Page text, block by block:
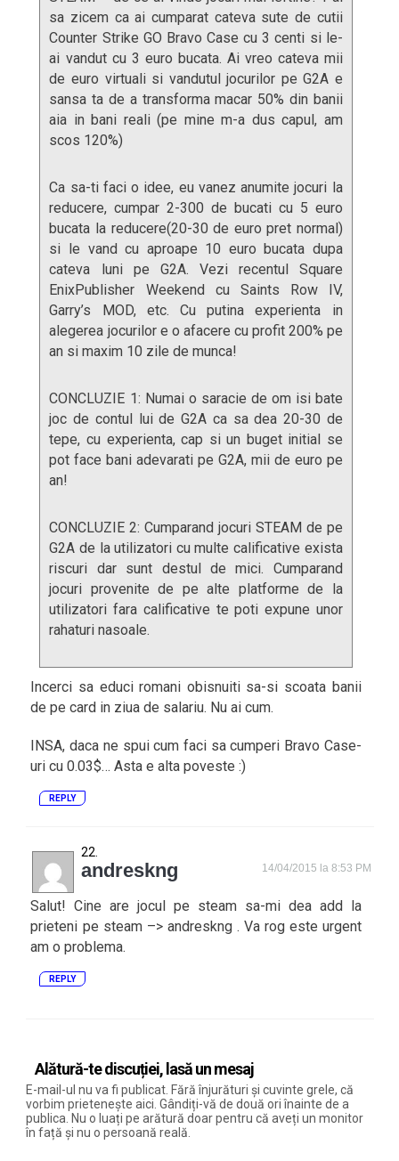
sa zicem ca ai cumparat cateva sute de cutii
Counter Strike GO Bravo Case cu 3 centi si le-
ai vandut cu 3 euro bucata. Ai vreo cateva mii
de euro virtuali si vandutul jocurilor pe G2A e
sansa ta de a transforma macar 50% din banii
aia in bani reali (pe mine m-a dus capul, am
scos 120%)
Ca sa-ti faci o idee, eu vanez anumite jocuri la
reducere, cumpar 2-300 de bucati cu 5 euro
bucata la reducere(20-30 de euro pret normal)
si le vand cu aproape 10 euro bucata dupa
cateva luni pe G2A. Vezi recentul Square
EnixPublisher Weekend cu Saints Row IV,
Garry’s MOD, etc. Cu putina experienta in
alegerea jocurilor e o afacere cu profit 200% pe
an si maxim 10 zile de munca!
CONCLUZIE 1: Numai o saracie de om isi bate
joc de contul lui de G2A ca sa dea 20-30 de
tepe, cu experienta, cap si un buget initial se
pot face bani adevarati pe G2A, mii de euro pe
an!
CONCLUZIE 2: Cumparand jocuri STEAM de pe
G2A de la utilizatori cu multe calificative exista
riscuri dar sunt destul de mici. Cumparand
jocuri provenite de pe alte platforme de la
utilizatori fara calificative te poti expune unor
rahaturi nasoale.
Incerci sa educi romani obisnuiti sa-si scoata banii
de pe card in ziua de salariu. Nu ai cum.
INSA, daca ne spui cum faci sa cumperi Bravo Case-
uri cu 0.03$… Asta e alta poveste :)
REPLY
andreskng 14/04/2015 la 8:53 PM
Salut! Cine are jocul pe steam sa-mi dea add la
prieteni pe steam –> andreskng . Va rog este urgent
am o problema.
REPLY
Alătură-te discuției, lasă un mesaj
E-mail-ul nu va fi publicat. Fără înjurături și cuvinte grele, că
vorbim prietenește aici. Gândiți-vă de două ori înainte de a
publica. Nu o luați pe arătură doar pentru că aveți un monitor
în față și nu o persoană reală.